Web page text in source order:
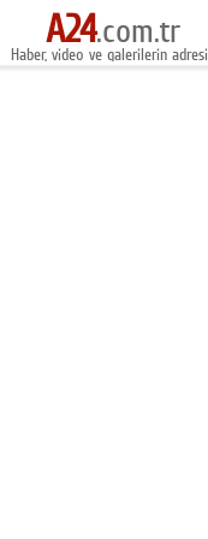
A24.com.tr
Haber, video ve galerilerin adresi...